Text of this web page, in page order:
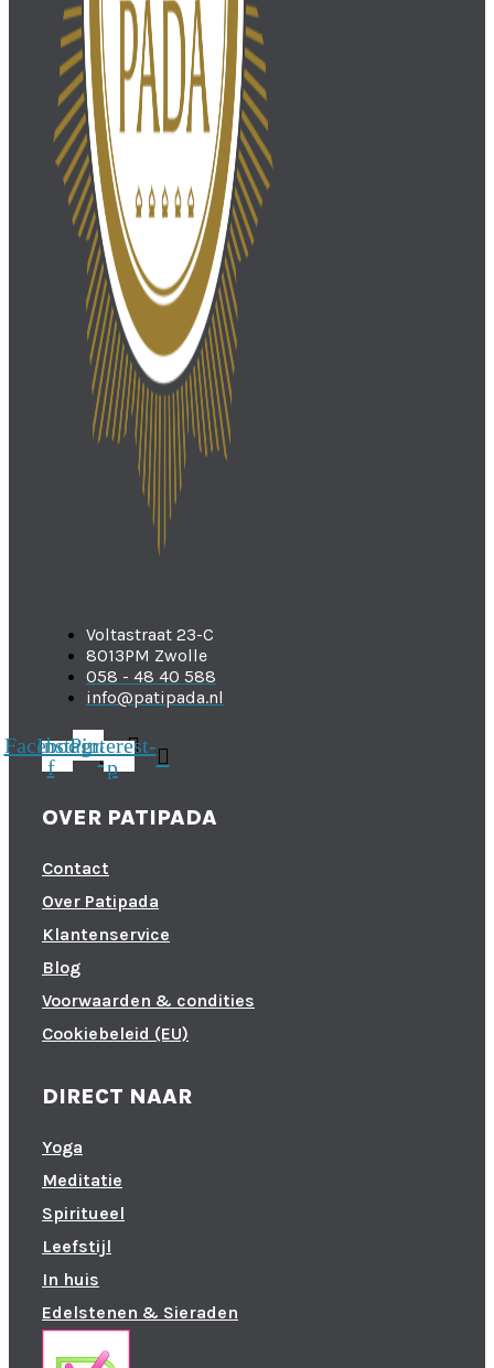
Voltastraat 23-C
8013PM Zwolle
058 - 48 40 588
info@patipada.nl
Facebook-
f
Instagram
Pinterest-
p
OVER PATIPADA
Contact
Over Patipada
Klantenservice
Blog
Voorwaarden & condities
Cookiebeleid (EU)
DIRECT NAAR
Yoga
Meditatie
Spiritueel
Leefstijl
In huis
Edelstenen & Sieraden